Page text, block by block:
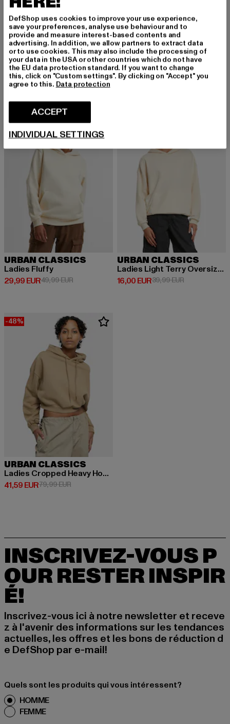
CLOUD5IVE
Diamond
31,34 EUR
Prix courant: 31,34 EUR
URBAN CLASSICS
39,20 EUR
Prix courant: 39,20 EUR
79,99 EURPrix en
URBAN CLASSICS
Ladies Fluffy
29,99 EUR
Prix courant: 29,99 EUR
49,99 EURPrix en promotion: 49,99 EUR
URBAN CLASSICS
Ladies Light Terry Oversized
16,00 EUR
Prix courant: 16,00 EUR
39,99 EURPrix en
-48%
URBAN CLASSICS
Ladies Cropped Heavy Hoody
41,59 EUR
Prix courant: 41,59 EUR
79,99 EURPrix en promotion: 79,99 EUR
INSCRIVEZ-VOUS P
OUR RESTER INSPIR
É!
Inscrivez-vous ici à notre newsletter et receve
z à l'avenir des informations sur les tendances
actuelles, les offres et les bons de réduction d
e DefShop par e-mail!
Quels sont les produits qui vous intéressent?
HOMME
FEMME
DefShop uses cookies to improve your use experience,
save your preferences, analyse use behaviour and to
provide and measure interest-based contents and
advertising. In addition, we allow partners to extract data
or to use cookies. This may also include the processing of
your data in the USA or other countries which do not have
the EU data protection standard. If you want to change
this, click on "Custom settings". By clicking on "Accept" you
agree to this. Data protection
ACCEPT
INDIVIDUAL SETTINGS